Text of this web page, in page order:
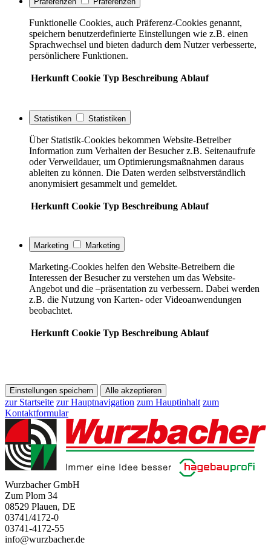
Funktionelle Cookies, auch Präferenz-Cookies genannt,
speichern benutzerdefinierte Einstellungen wie z.B. einen
Sprachwechsel und bieten dadurch dem Nutzer verbesserte,
persönlichere Funktionen.
Herkunft Cookie Typ Beschreibung Ablauf
Statistiken Statistiken
Über Statistik-Cookies bekommen Website-Betreiber
Information zum Verhalten der Besucher z.B. Seitenaufrufe
oder Verweildauer, um Optimierungsmaßnahmen daraus
ableiten zu können. Die Daten werden selbstverständlich
anonymisiert gesammelt und gemeldet.
Herkunft Cookie Typ Beschreibung Ablauf
Marketing Marketing
Marketing-Cookies helfen den Website-Betreibern die
Interessen der Besucher zu verstehen um das Website-
Angebot und die –präsentation zu verbessern. Dabei werden
z.B. die Nutzung von Karten- oder Videoanwendungen
beobachtet.
Herkunft Cookie Typ Beschreibung Ablauf
Einstellungen speichern Alle akzeptieren
zur Startseite zur Hauptnavigation zum Hauptinhalt zum
Kontaktformular
Wurzbacher GmbH
Zum Plom 34
08529 Plauen, DE
03741/4172-0
03741-4172-55
info@wurzbacher.de